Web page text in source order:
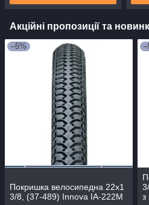
Акційні пропозиції та
–5%
Покришка велосипедна 22x1
3/8, (37-489) Innova IA-222M
з